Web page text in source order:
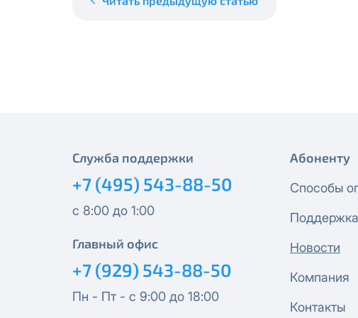
Служба поддержки
+7 (495) 543-88-50
с 8:00 до 1:00
Главный офис
+7 (929) 543-88-50
Пн - Пт - с 9:00 до 18:00
Абоненту
Способы
Поддержка
Новости
Компания
Контакты
Спутник 40
Спутник 200
МойДом300
Эксклюзив
МойДом500